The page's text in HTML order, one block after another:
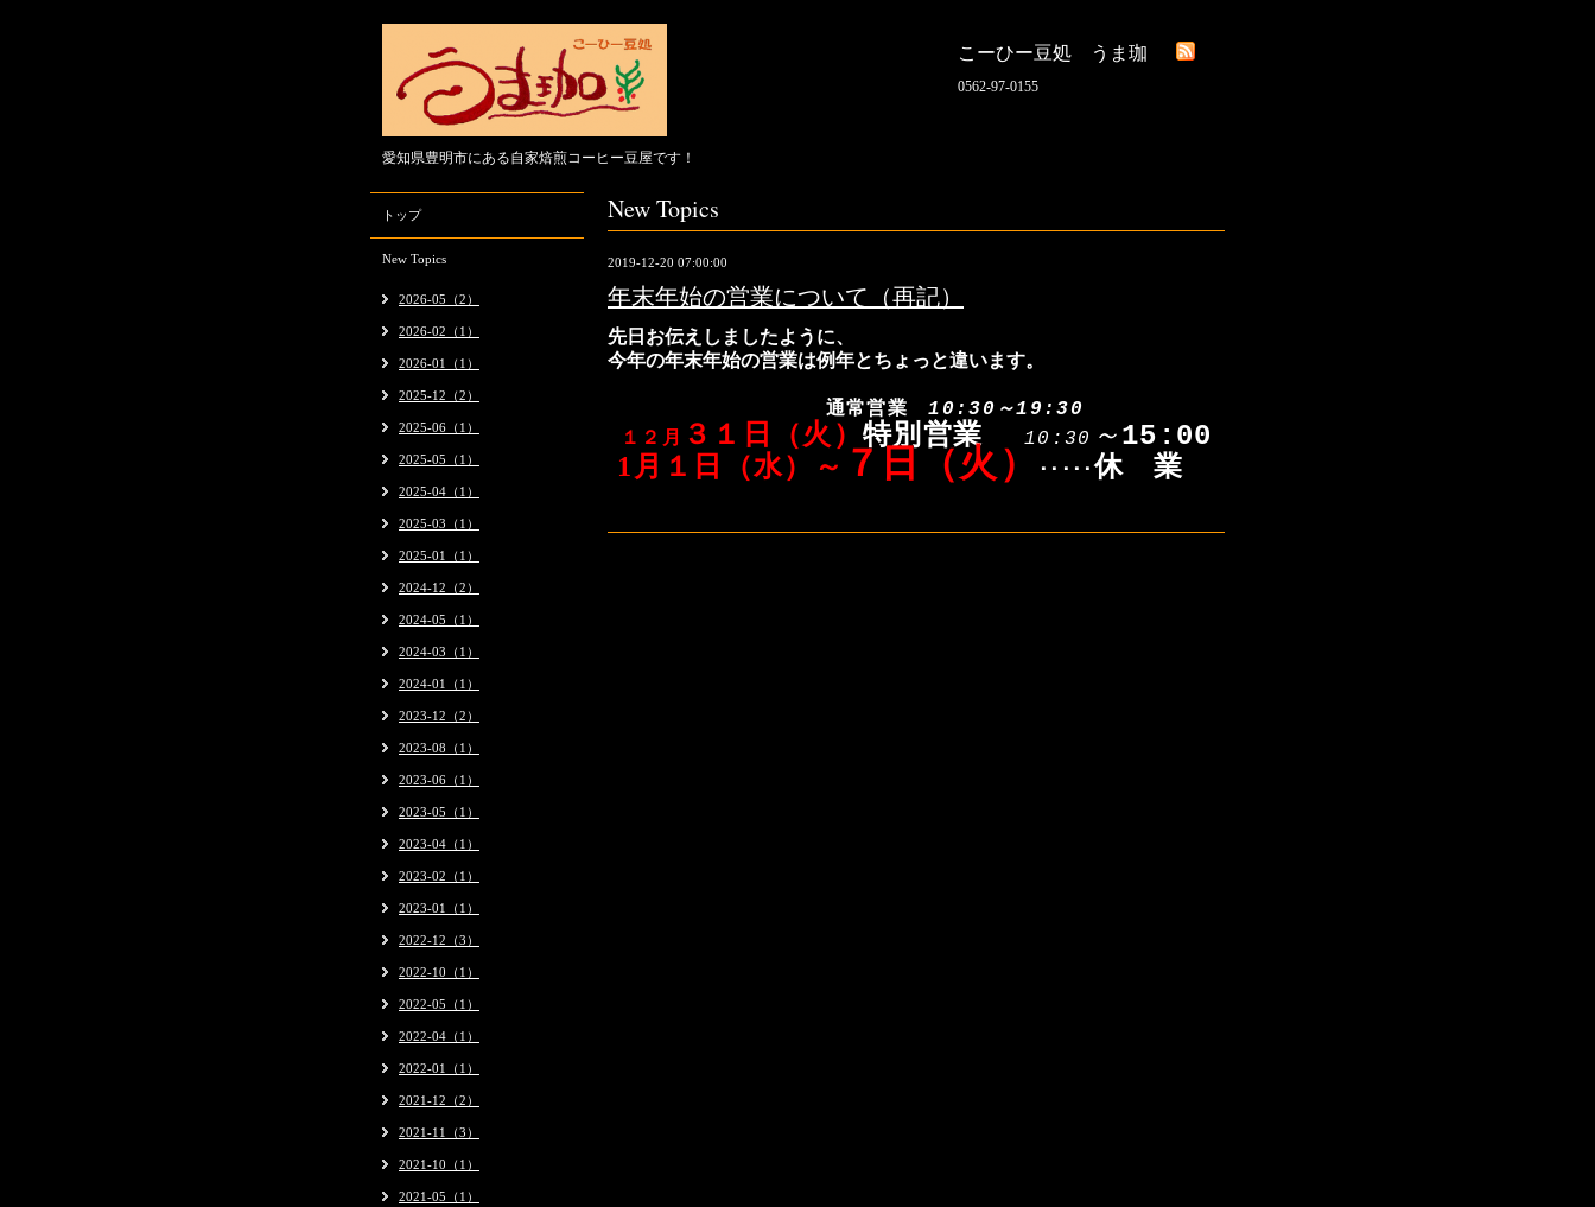
こーひー豆処 うま珈
0562-97-0155
愛知県豊明市にある自家焙煎コーヒー豆屋です！
New Topics
2019-12-20 07:00:00
年末年始の営業について（再記）
先日お伝えしましたように、
今年の年末年始の営業は例年とちょっと違います。
通常営業 10:30 ～19:30
１２月 ３１日（火 ）特別営業 10:30 ～15:00
1 月１日（水） ～ ７ 日（火） ･････休 業
トップ
New Topics
2026-05（2）
2026-02（1）
2026-01（1）
2025-12（2）
2025-06（1）
2025-05（1）
2025-04（1）
2025-03（1）
2025-01（1）
2024-12（2）
2024-05（1）
2024-03（1）
2024-01（1）
2023-12（2）
2023-08（1）
2023-06（1）
2023-05（1）
2023-04（1）
2023-02（1）
2023-01（1）
2022-12（3）
2022-10（1）
2022-05（1）
2022-04（1）
2022-01（1）
2021-12（2）
2021-11（3）
2021-10（1）
2021-05（1）